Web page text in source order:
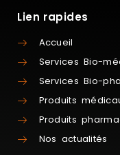
Lien rapides
Accueil
Services Bio-
Services Bio-
Produits
Produits
Nos actualités